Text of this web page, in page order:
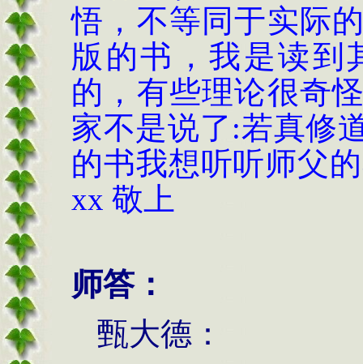
悟，不等同于实际
版的书，我是读到
的，有些理论很奇
家不是说了 :若真修
的书我想听听师父
xx 敬上
师答：
甄大德：